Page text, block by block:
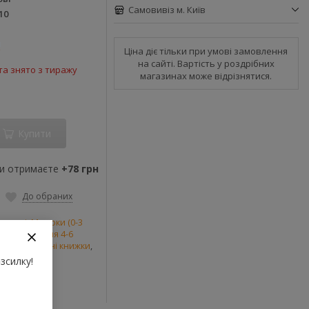
10
знято з тиражу
отримаєте +78 грн
До обраних
,Малюки (0-3
читання 4-6
пізнавальні книжки,
Самовивіз м. Київ
Ціна діє тільки при умові замовлення
на сайті. Вартість у роздрібних
магазинах може відрізнятися.